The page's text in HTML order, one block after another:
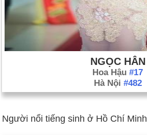
NGỌC HÂN
Hoa Hậu #17
Hà Nội #482
Người nổi tiếng sinh ở Hồ Chí Minh